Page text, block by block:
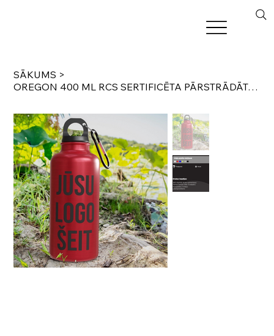
SĀKUMS >
OREGON 400 ML RCS SERTIFICĒTA PĀRSTRĀDĀTA ALUMĪNIJA ŪDENS PUDELE AR KARABĪNI